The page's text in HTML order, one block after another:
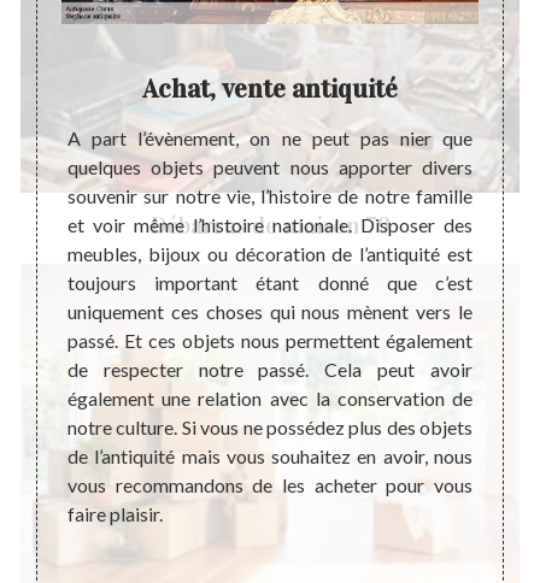
Débarras de maison 79
un
à ce
pour
à
en
Achat, vente antiquité
A part l’évènement, on ne peut pas nier que
quelques objets peuvent nous apporter divers
souvenir sur notre vie, l’histoire de notre famille
et voir même l’histoire nationale. Disposer des
meubles, bijoux ou décoration de l’antiquité est
toujours important étant donné que c’est
uniquement ces choses qui nous mènent vers le
passé. Et ces objets nous permettent également
de respecter notre passé. Cela peut avoir
également une relation avec la conservation de
notre culture. Si vous ne possédez plus des objets
de l’antiquité mais vous souhaitez en avoir, nous
vous recommandons de les acheter pour vous
faire plaisir.
de
le
et le